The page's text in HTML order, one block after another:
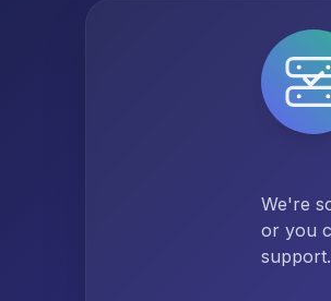
We're
or you
support.